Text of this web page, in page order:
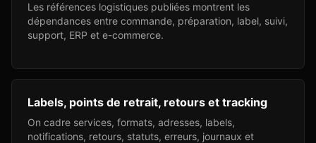
Les références logistiques publiées montrent les
dépendances entre commande, préparation, label, suivi,
support, ERP et e-commerce.
Labels, points de retrait, retours et tracking
On cadre services, formats, adresses, labels,
notifications, retours, statuts, erreurs, journaux et